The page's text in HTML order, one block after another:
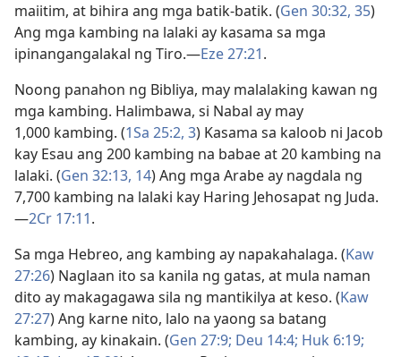
maiitim, at bihira ang mga batik-batik. (Gen 30:32, 35)
Ang mga kambing na lalaki ay kasama sa mga
ipinangangalakal ng Tiro.​—Eze 27:21.
Noong panahon ng Bibliya, may malalaking kawan ng
mga kambing. Halimbawa, si Nabal ay may
1,000 kambing. (1Sa 25:2, 3) Kasama sa kaloob ni Jacob
kay Esau ang 200 kambing na babae at 20 kambing na
lalaki. (Gen 32:13, 14) Ang mga Arabe ay nagdala ng
7,700 kambing na lalaki kay Haring Jehosapat ng Juda.​
—2Cr 17:11.
Sa mga Hebreo, ang kambing ay napakahalaga. (Kaw
27:26) Naglaan ito sa kanila ng gatas, at mula naman
dito ay makagagawa sila ng mantikilya at keso. (Kaw
27:27) Ang karne nito, lalo na yaong sa batang
kambing, ay kinakain. (Gen 27:9; Deu 14:4; Huk 6:19;